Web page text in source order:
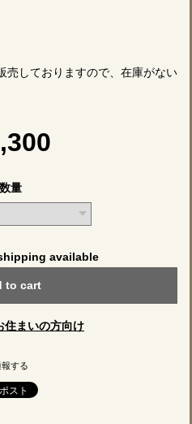
売しておりますので、在庫がない
数量
available
to cart
住まいの方向け
報する